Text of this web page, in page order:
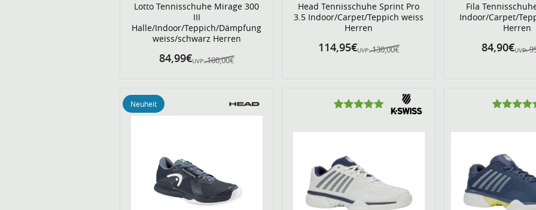
Lotto Tennisschuhe Mirage 300
III
Halle/Indoor/Teppich/Dämpfung
weiss/schwarz Herren
UVP: 100,00€
84,99€
Head Tennisschuhe Sprint Pro
3.5 Indoor/Carpet/Teppich weiss
Herren
UVP: 130,00€
114,95€
Fila
Indoor/Carpet/
Herren
UVP:
84,90€
Neuheit